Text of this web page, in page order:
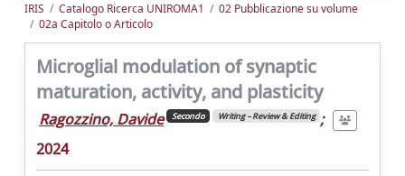
IRIS Catalogo Ricerca UNIROMA1
02 Pubblicazione su volume
02a Capitolo o Articolo
Microglial modulation of synaptic
maturation, activity, and plasticity
Ragozzino, Davide Secondo Writing – Review & Editing ;
2024